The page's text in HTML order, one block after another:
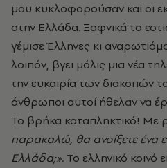
μου κυκλοφορούσαν και οι
στην Ελλάδα. Ξαφνικά το
γέμισε Έλληνες κι
λοιπόν, βγει μόλις μια νέα
την ευκαιρία των διακοπών
άνθρωποι αυτοί ήθελαν να
Το βρήκα καταπληκτικό! Με
παρακαλώ, θα ανοίξετε ένα
Ελλάδα;». Το ελληνικό κοινό